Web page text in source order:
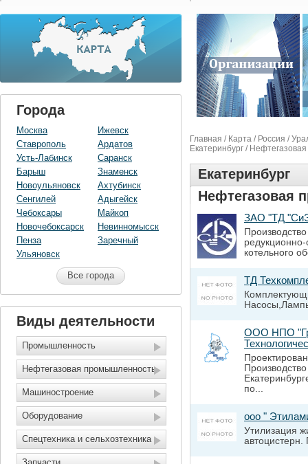
Города
Москва
Ставрополь
Усть-Лабинск
Барыш
Новоульяновск
Сенгилей
Чебоксары
Новочебоксарск
Пенза
Ульяновск
Ижевск
Ардатов
Саранск
Знаменск
Ахтубинск
Адыгейск
Майкоп
Невинномысск
Заречный
Все города
Виды деятельности
Промышленность
Нефтегазовая промышленность
Машиностроение
Оборудование
Спецтехника и сельхозтехника
Главная / Карта / Россия /
Екатеринбург /
Екатеринбург
Нефтегазовая
ЗАО "ТД
котельного
ТД
ООО НПО
по...
ооо "
Утилизация
автоцистерн.